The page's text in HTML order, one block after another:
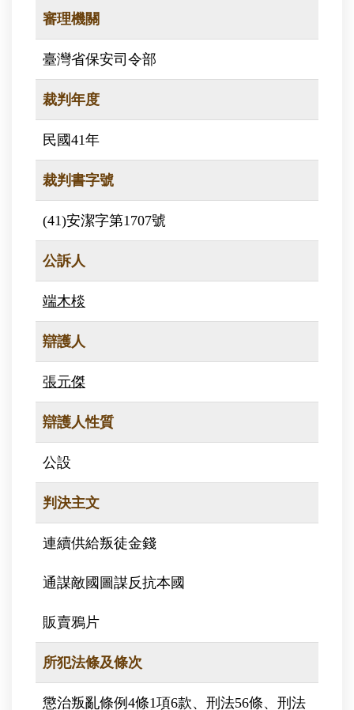
審理機關
臺灣省保安司令部
裁判年度
民國41年
裁判書字號
(41)安潔字第1707號
公訴人
端木棪
辯護人
張元傑
辯護人性質
公設
判決主文
連續供給叛徒金錢
通謀敵國圖謀反抗本國
販賣鴉片
所犯法條及條次
懲治叛亂條例4條1項6款、刑法56條、刑法